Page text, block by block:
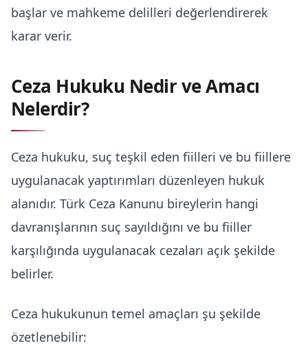
başlar ve mahkeme delilleri değerlendirerek
karar verir.
Ceza Hukuku Nedir ve Amacı
Nelerdir?
Ceza hukuku, suç teşkil eden fiilleri ve bu fiillere
uygulanacak yaptırımları düzenleyen hukuk
alanıdır. Türk Ceza Kanunu bireylerin hangi
davranışlarının suç sayıldığını ve bu fiiller
karşılığında uygulanacak cezaları açık şekilde
belirler.
Ceza hukukunun temel amaçları şu şekilde
özetlenebilir: